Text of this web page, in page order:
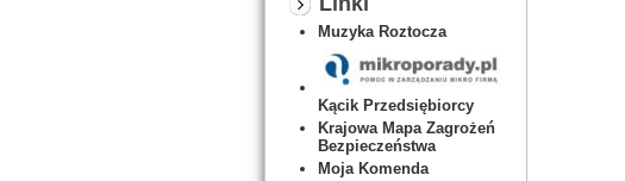
Muzyka Roztocza
Kącik Przedsiębiorcy
Krajowa Mapa Zagrożeń
Bezpieczeństwa
Moja Komenda